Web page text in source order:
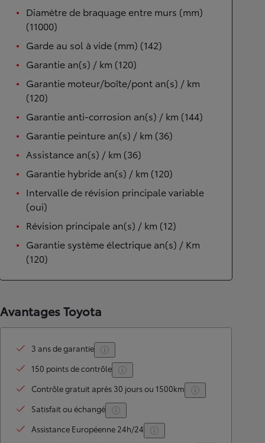
Diamètre de braquage entre murs (mm)
(11000)
Garde au sol à vide (mm) (142)
Garantie an(s) / km (120)
Garantie moteur/boîte/pont an(s) / km
(120)
Garantie anti-corrosion an(s) / km (144)
Garantie peinture an(s) / km (36)
Assistance an(s) / km (36)
Garantie hybride an(s) / km (120)
Intervalle de révision principale variable
(oui)
Révision principale an(s) / km (12)
Garantie système électrique an(s) / Km
(120)
Avantages Toyota
3 ans de garantie
150 points de contrôle
Contrôle gratuit après 30 jours ou 1500km
Satisfait ou échangé
Assistance Européenne 24h/24